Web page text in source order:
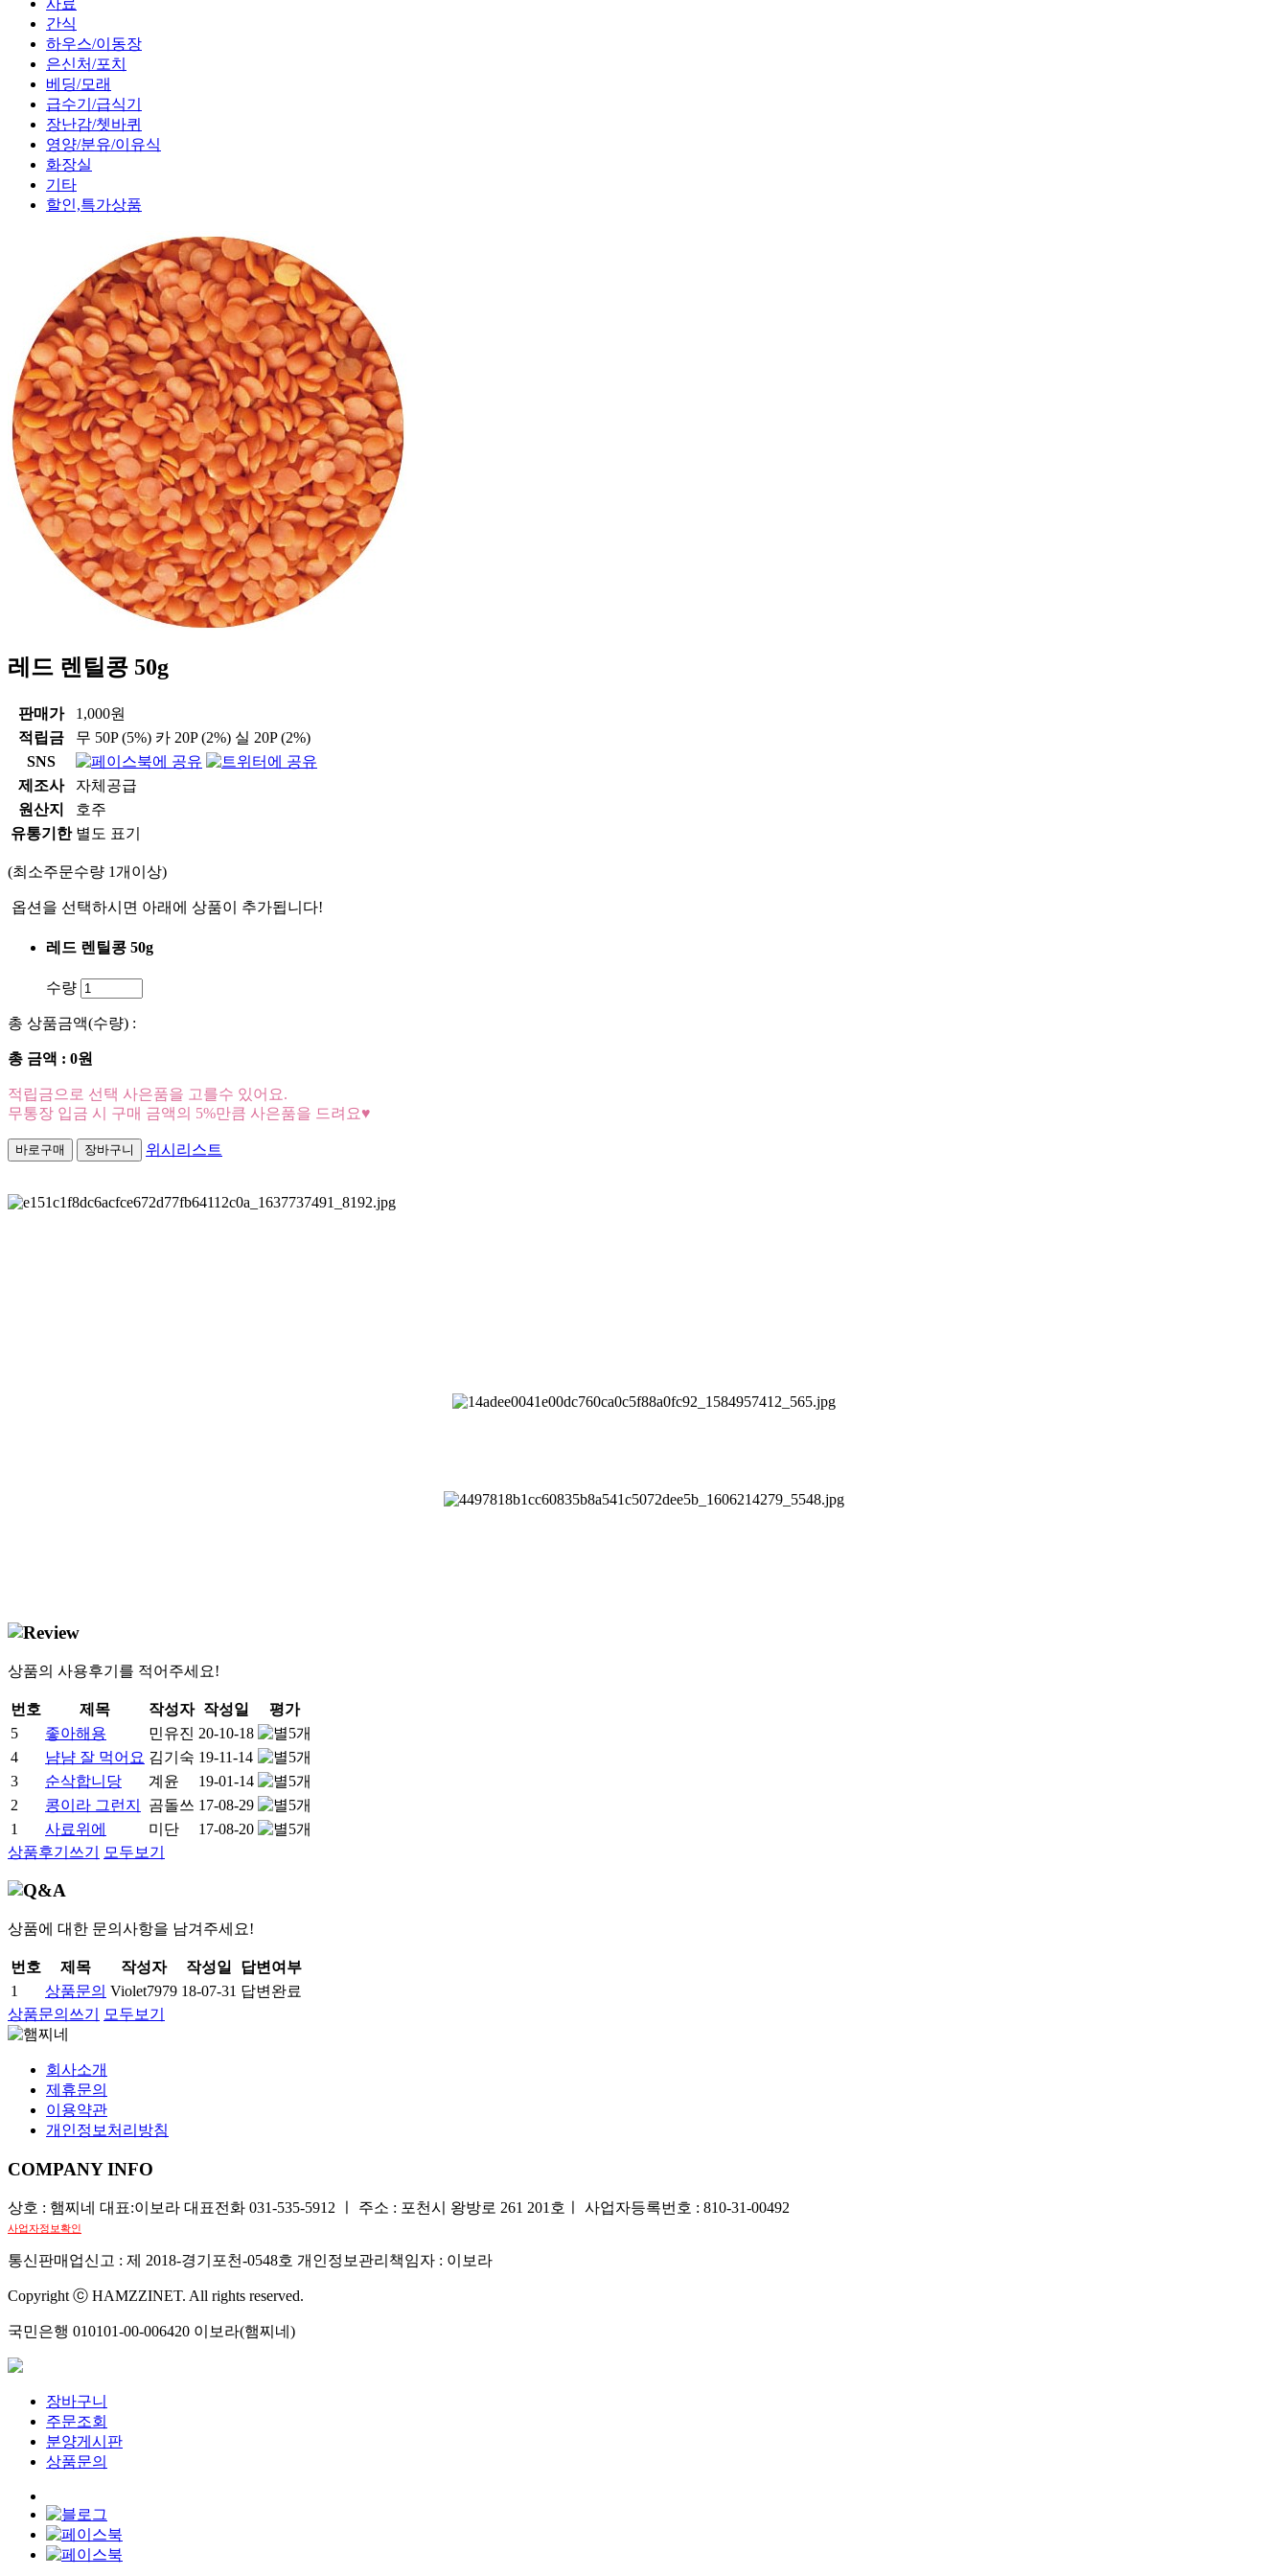
간식
하우스/이동장
은신처/포치
베딩/모래
급수기/급식기
장난감/쳇바퀴
영양/분유/이유식
화장실
기타
할인,특가상품
레드 렌틸콩 50g
판매가
1,000원
적립금
무 50P(5%) 카 20P(2%) 실 20P(2%)
SNS
제조사
자체공급
원산지
호주
유통기한 별도 표기
(최소주문수량 1개이상)
옵션을 선택하시면 아래에 상품이 추가됩니다!
레드 렌틸콩 50g
수량
총 상품금액(수량) :
총 금액 : 0원
적립금으로 선택 사은품을 고를수 있어요.
무통장 입금 시 구매 금액의 5%만큼 사은품을 드려요♥
위시리스트
상품의 사용후기를 적어주세요!
번호 제목 작성자 작성일
평가
5
좋아해용 민유진 20-10-18
4
냠냠 잘 먹어요 김기숙 19-11-14
3
순삭합니당 계윤
19-01-14
2
콩이라 그런지 곰돌쓰 17-08-29
1
사료위에 미단
17-08-20
상품후기쓰기
모두보기
상품에 대한 문의사항을 남겨주세요!
번호 제목 작성자 작성일
답변여부
1
상품문의 Violet7979 18-07-31 답변완료
상품문의쓰기
모두보기
회사소개
제휴문의
이용약관
개인정보처리방침
COMPANY INFO
상호 : 햄찌네 대표:이보라 대표전화 031-535-5912 ㅣ 주소 : 포천시 왕방로 261 201호ㅣ 사업자등록번호 : 810-31-00492
사업자정보확인
통신판매업신고 : 제 2018-경기포천-0548호 개인정보관리책임자 : 이보라
Copyright ⓒ HAMZZINET. All rights reserved.
국민은행 010101-00-006420 이보라(햄찌네)
장바구니
주문조회
분양게시판
상품문의